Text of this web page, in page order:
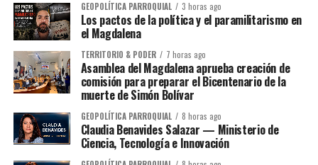
GEOPOLÍTICA PARROQUIAL 3 horas ago
Los pactos de la política y el paramilitarismo en
el Magdalena
TERRITORIO & PODER 7 horas ago
Asamblea del Magdalena aprueba creación de
comisión para preparar el Bicentenario de la
muerte de Simón Bolívar
GEOPOLÍTICA PARROQUIAL 8 horas ago
Claudia Benavides Salazar — Ministerio de
Ciencia, Tecnología e Innovación